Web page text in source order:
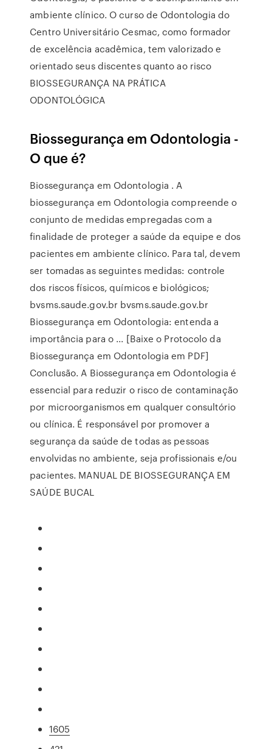
ambiente clínico. O curso de Odontologia do
Centro Universitário Cesmac, como formador
de excelência acadêmica, tem valorizado e
orientado seus discentes quanto ao risco
BIOSSEGURANÇA NA PRÁTICA
ODONTOLÓGICA
Biossegurança em Odontologia -
O que é?
Biossegurança em Odontologia . A
biossegurança em Odontologia compreende o
conjunto de medidas empregadas com a
finalidade de proteger a saúde da equipe e dos
pacientes em ambiente clínico. Para tal, devem
ser tomadas as seguintes medidas: controle
dos riscos físicos, químicos e biológicos;
bvsms.saude.gov.br bvsms.saude.gov.br
Biossegurança em Odontologia: entenda a
importância para o ... [Baixe o Protocolo da
Biossegurança em Odontologia em PDF]
Conclusão. A Biossegurança em Odontologia é
essencial para reduzir o risco de contaminação
por microorganismos em qualquer consultório
ou clínica. É responsável por promover a
segurança da saúde de todas as pessoas
envolvidas no ambiente, seja profissionais e/ou
pacientes. MANUAL DE BIOSSEGURANÇA EM
SAÚDE BUCAL
1605